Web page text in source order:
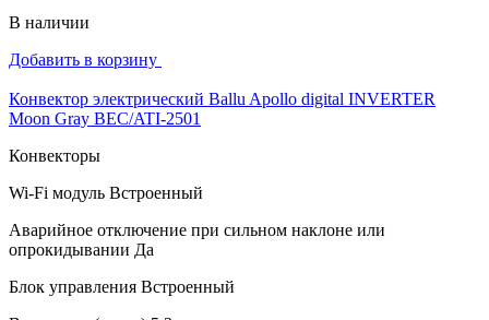
В наличии
Добавить в корзину
Конвектор электрический Ballu Apollo digital INVERTER
Moon Gray BEC/ATI-2501
Конвекторы
Wi-Fi модуль Встроенный
Аварийное отключение при сильном наклоне или
опрокидывании Да
Блок управления Встроенный